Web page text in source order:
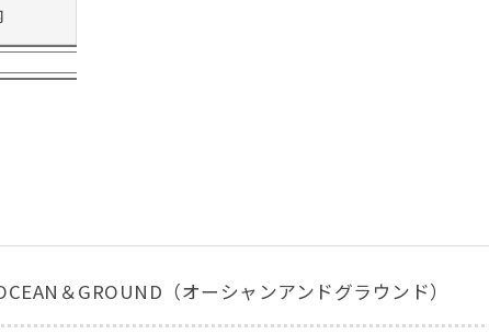
＆GROUND（オーシャンアンドグラウンド）